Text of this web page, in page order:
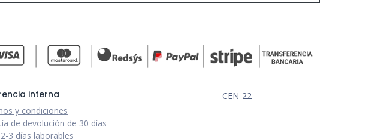
interna
CEN-22
y condiciones
de devolución de 30 días
3 días laborables